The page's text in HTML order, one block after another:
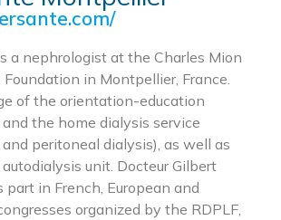
a nephrologist at the Charles Mion
in Montpellier, France.
of the orientation-education
the home dialysis service
peritoneal dialysis), as well as
unit. Docteur Gilbert
part in French, European and
organized by the RDPLF,